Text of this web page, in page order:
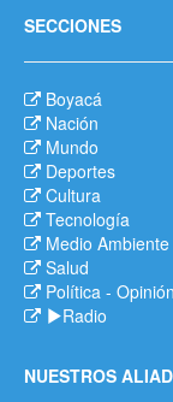
SECCIONES
Boyacá
Nación
Mundo
Deportes
Cultura
Tecnología
Medio Ambiente
Salud
Política - Opinión
Radio
NUESTROS